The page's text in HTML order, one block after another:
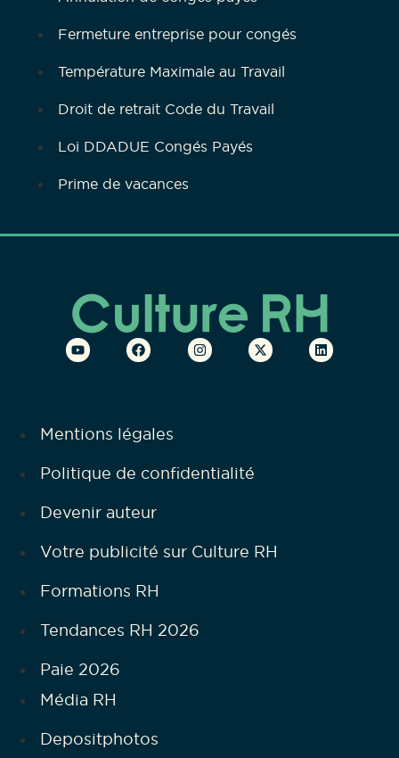
Fermeture entreprise pour congés
Température Maximale au Travail
Droit de retrait Code du Travail
Loi DDADUE Congés Payés
Prime de vacances
Mentions légales
Politique de confidentialité
Devenir auteur
Votre publicité sur Culture RH
Formations RH
Tendances RH 2026
Paie 2026
Média RH
Depositphotos